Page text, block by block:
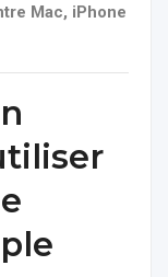
Mac, iPhone